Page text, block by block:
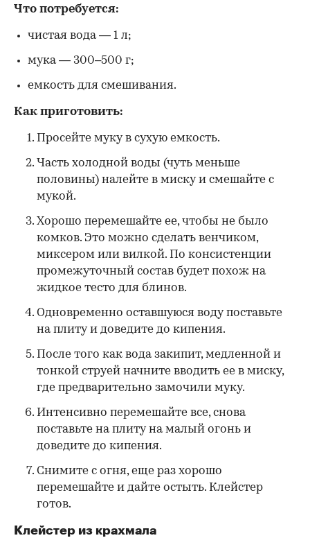
Что потребуется:
чистая вода — 1 л;
мука — 300–500 г;
емкость для смешивания.
Как приготовить:
Просейте муку в сухую емкость.
Часть холодной воды (чуть меньше
половины) налейте в миску и смешайте с
мукой.
Хорошо перемешайте ее, чтобы не было
комков. Это можно сделать венчиком,
миксером или вилкой. По консистенции
промежуточный состав будет похож на
жидкое тесто для блинов.
Одновременно оставшуюся воду поставьте
на плиту и доведите до кипения.
После того как вода закипит, медленной и
тонкой струей начните вводить ее в миску,
где предварительно замочили муку.
Интенсивно перемешайте все, снова
поставьте на плиту на малый огонь и
доведите до кипения.
Снимите с огня, еще раз хорошо
перемешайте и дайте остыть. Клейстер
готов.
Клейстер из крахмала